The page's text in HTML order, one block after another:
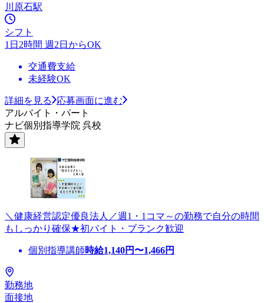
川原石駅
シフト
1日2時間 週2日からOK
交通費支給
未経験OK
詳細を見る
応募画面に進む
アルバイト・パート
ナビ個別指導学院 呉校
＼健康経営認定優良法人／週1・1コマ～の勤務で自分の時間
もしっかり確保★初バイト・ブランク歓迎
個別指導講師時給1,140円〜1,466円
勤務地
面接地